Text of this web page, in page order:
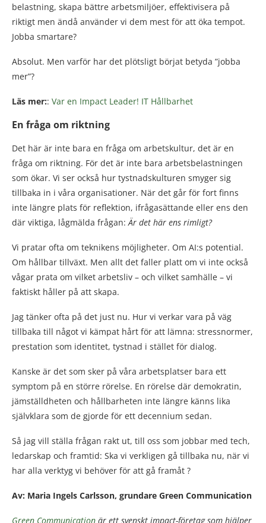
belastning, skapa bättre arbetsmiljöer, effektivisera på
riktigt men ändå använder vi dem mest för att öka tempot.
Jobba smartare?
Absolut. Men varför har det plötsligt börjat betyda ”jobba
mer”?
Läs mer:: Var en Impact Leader! IT Hållbarhet
En fråga om riktning
Det här är inte bara en fråga om arbetskultur, det är en
fråga om riktning. För det är inte bara arbetsbelastningen
som ökar. Vi ser också hur tystnadskulturen smyger sig
tillbaka in i våra organisationer. När det går för fort finns
inte längre plats för reflektion, ifrågasättande eller ens den
där viktiga, lågmälda frågan: Är det här ens rimligt?
Vi pratar ofta om teknikens möjligheter. Om AI:s potential.
Om hållbar tillväxt. Men allt det faller platt om vi inte också
vågar prata om vilket arbetsliv – och vilket samhälle – vi
faktiskt håller på att skapa.
Jag tänker ofta på det just nu. Hur vi verkar vara på väg
tillbaka till något vi kämpat hårt för att lämna: stressnormer,
prestation som identitet, tystnad i stället för dialog.
Kanske är det som sker på våra arbetsplatser bara ett
symptom på en större rörelse. En rörelse där demokratin,
jämställdheten och hållbarheten inte längre känns lika
självklara som de gjorde för ett decennium sedan.
Så jag vill ställa frågan rakt ut, till oss som jobbar med tech,
ledarskap och framtid: Ska vi verkligen gå tillbaka nu, när vi
har alla verktyg vi behöver för att gå framåt ?
Av: Maria Ingels Carlsson, grundare Green Communication
Green Communication är ett svenskt impact-företag som hjälper